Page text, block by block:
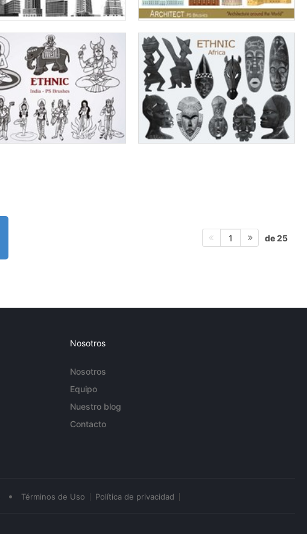
1 de 25
Nosotros
Nosotros
Equipo
Nuestro blog
Contacto
• Términos de Uso Política de privacidad